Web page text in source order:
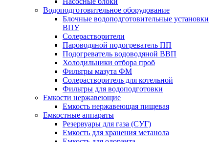
Водоподготовительное оборудование
Блочные водоподготовительные установки
ВПУ
Солерастворители
Пароводяной подогреватель ПП
Подогреватель водоводяной ВВП
Холодильники отбора проб
Фильтры мазута ФМ
Солерастворитель для котельной
Фильтры для водоподготовки
Емкости нержавеющие
Емкость нержавеющая пищевая
Емкостные аппараты
Резервуары для газа (СУГ)
Емкость для хранения метанола